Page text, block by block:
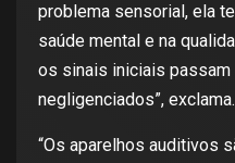
problema sensorial, ela
saúde mental e na
os sinais iniciais
negligenciados”, exclama.
“Os aparelhos auditivos